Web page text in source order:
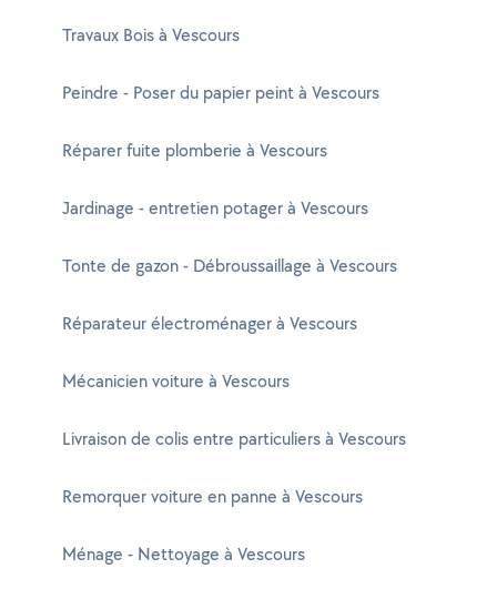
Travaux Bois à Vescours
Peindre - Poser du papier peint à Vescours
Réparer fuite plomberie à Vescours
Jardinage - entretien potager à Vescours
Tonte de gazon - Débroussaillage à Vescours
Réparateur électroménager à Vescours
Mécanicien voiture à Vescours
Livraison de colis entre particuliers à Vescours
Remorquer voiture en panne à Vescours
Ménage - Nettoyage à Vescours